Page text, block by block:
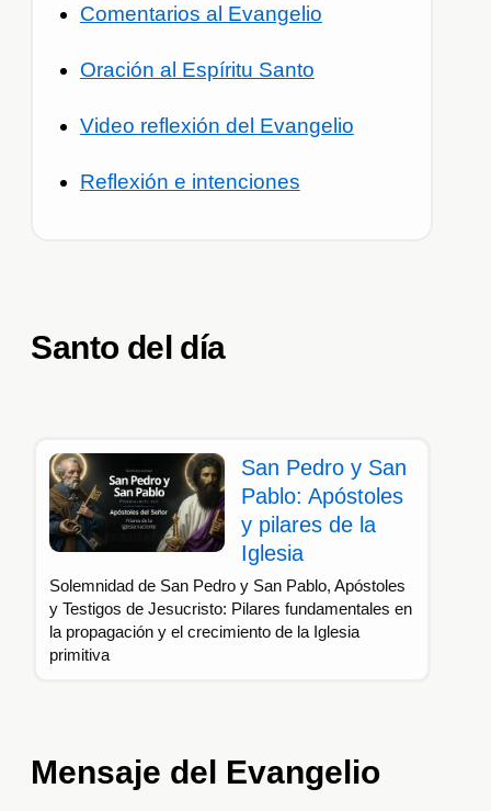
Comentarios al Evangelio
Oración al Espíritu Santo
Video reflexión del Evangelio
Reflexión e intenciones
Santo del día
San Pedro y San
Pablo: Apóstoles
y pilares de la
Iglesia
Solemnidad de San Pedro y San Pablo, Apóstoles
y Testigos de Jesucristo: Pilares fundamentales en
la propagación y el crecimiento de la Iglesia
primitiva
Mensaje del Evangelio